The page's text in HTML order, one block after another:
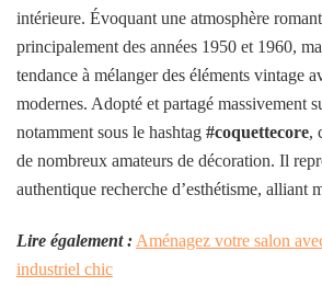
intérieure. Évoquant une atmosphère
principalement des années 1950 et 1960,
tendance à mélanger des éléments vintage
modernes. Adopté et partagé massivement
notamment sous le hashtag #coquettecore,
de nombreux amateurs de décoration. Il
authentique recherche d’esthétisme, alliant
Lire également : Aménagez votre salon
industriel chic